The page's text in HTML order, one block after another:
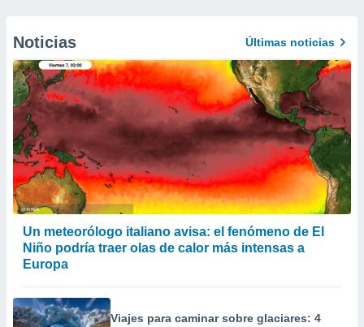
Noticias Últimas noticias
Un meteorólogo italiano avisa: el fenómeno de El
Niño podría traer olas de calor más intensas a
Europa
Viajes para caminar sobre glaciares: 4